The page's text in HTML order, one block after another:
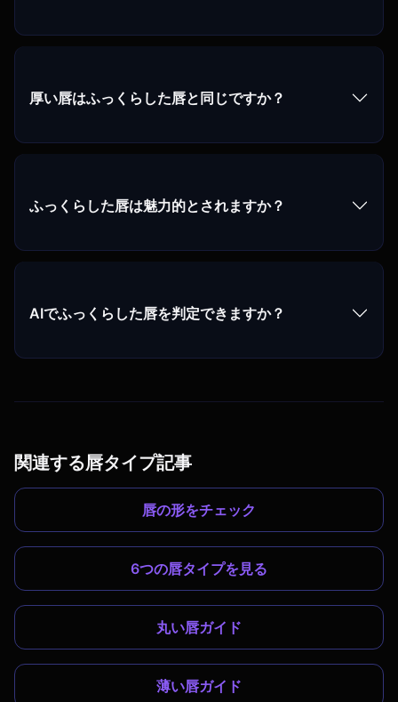
厚い唇はふっくらした唇と同じですか？
ふっくらした唇は魅力的とされますか？
AIでふっくらした唇を判定できますか？
関連する唇タイプ記事
唇の形をチェック
6つの唇タイプを見る
丸い唇ガイド
薄い唇ガイド